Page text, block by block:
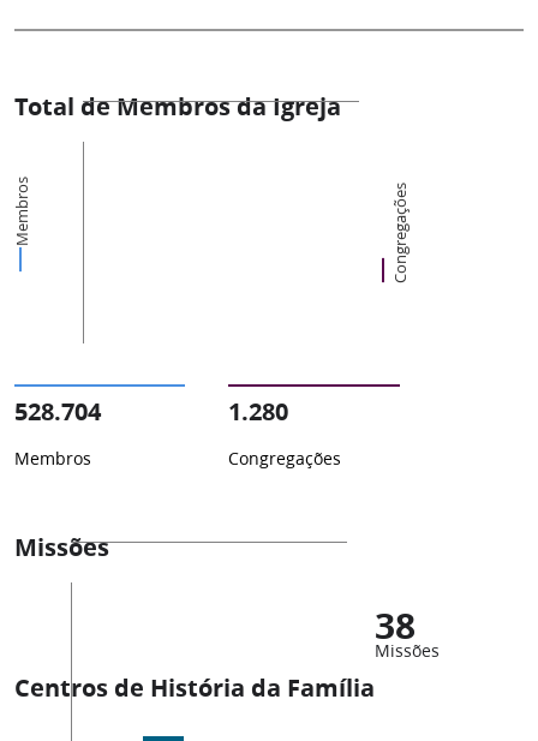
Total de Membros da Igreja
Membros Congregações
528.704
Membros
1.280
Congregações
Missões
38
Missões
Centros de História da Família